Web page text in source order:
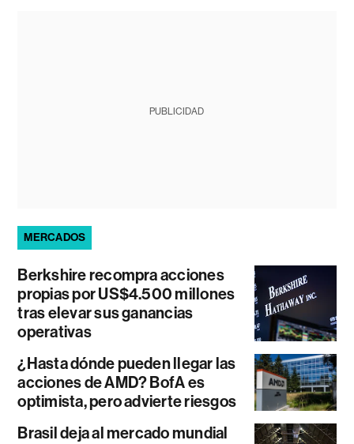
PUBLICIDAD
MERCADOS
Berkshire recompra acciones
propias por US$4.500 millones
tras elevar sus ganancias
operativas
¿Hasta dónde pueden llegar las
acciones de AMD? BofA es
optimista, pero advierte riesgos
Brasil deja al mercado mundial